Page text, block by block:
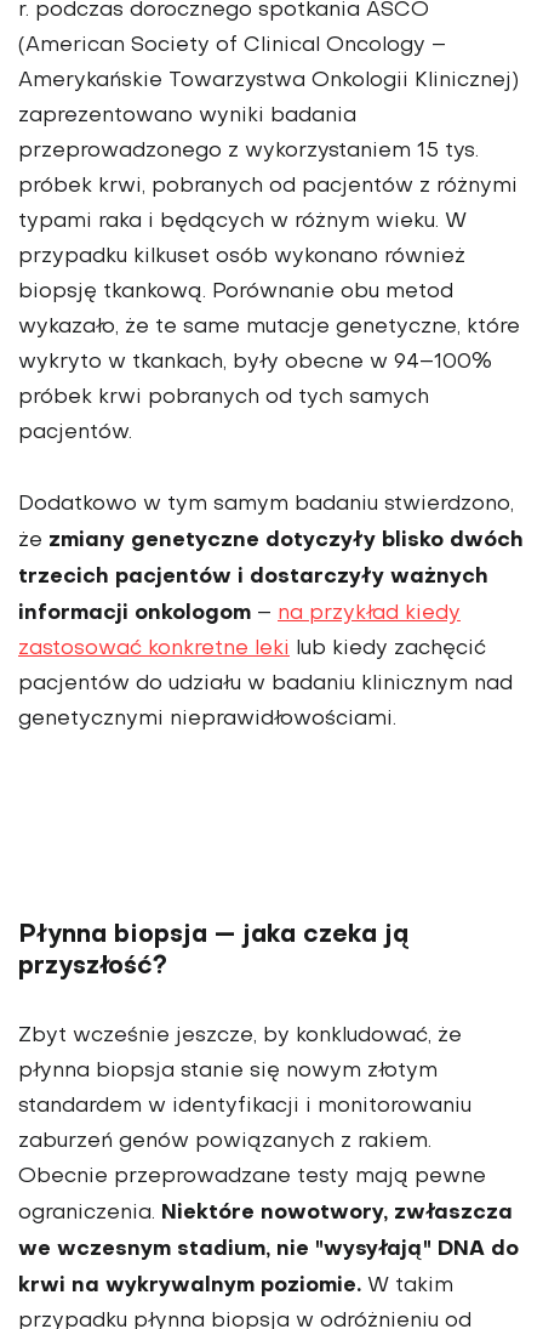
r. podczas dorocznego spotkania ASCO
(American Society of Clinical Oncology –
Amerykańskie Towarzystwa Onkologii Klinicznej)
zaprezentowano wyniki badania
przeprowadzonego z wykorzystaniem 15 tys.
próbek krwi, pobranych od pacjentów z różnymi
typami raka i będących w różnym wieku. W
przypadku kilkuset osób wykonano również
biopsję tkankową. Porównanie obu metod
wykazało, że te same mutacje genetyczne, które
wykryto w tkankach, były obecne w 94–100%
próbek krwi pobranych od tych samych
pacjentów.
Dodatkowo w tym samym badaniu stwierdzono,
że zmiany genetyczne dotyczyły blisko dwóch
trzecich pacjentów i dostarczyły ważnych
informacji onkologom – na przykład kiedy
zastosować konkretne leki lub kiedy zachęcić
pacjentów do udziału w badaniu klinicznym nad
genetycznymi nieprawidłowościami.
Płynna biopsja — jaka czeka ją
przyszłość?
Zbyt wcześnie jeszcze, by konkludować, że
płynna biopsja stanie się nowym złotym
standardem w identyfikacji i monitorowaniu
zaburzeń genów powiązanych z rakiem.
Obecnie przeprowadzane testy mają pewne
ograniczenia. Niektóre nowotwory, zwłaszcza
we wczesnym stadium, nie "wysyłają" DNA do
krwi na wykrywalnym poziomie. W takim
przypadku płynna biopsja w odróżnieniu od